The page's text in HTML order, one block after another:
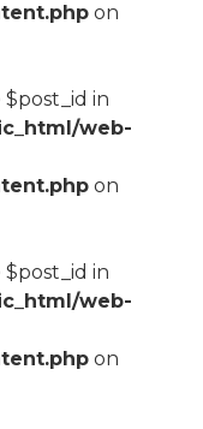
on
in
web-
on
in
web-
on